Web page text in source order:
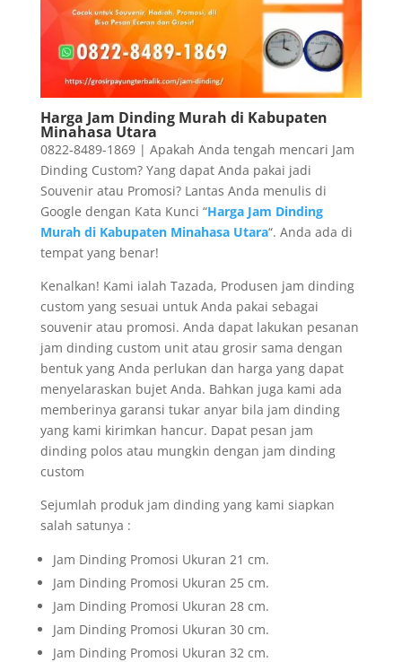
Harga Jam Dinding Murah di Kabupaten
Minahasa Utara
0822-8489-1869 | Apakah Anda tengah mencari Jam
Dinding Custom? Yang dapat Anda pakai jadi
Souvenir atau Promosi? Lantas Anda menulis di
Google dengan Kata Kunci “Harga Jam Dinding
Murah di Kabupaten Minahasa Utara“. Anda ada di
tempat yang benar!
Kenalkan! Kami ialah Tazada, Produsen jam dinding
custom yang sesuai untuk Anda pakai sebagai
souvenir atau promosi. Anda dapat lakukan pesanan
jam dinding custom unit atau grosir sama dengan
bentuk yang Anda perlukan dan harga yang dapat
menyelaraskan bujet Anda. Bahkan juga kami ada
memberinya garansi tukar anyar bila jam dinding
yang kami kirimkan hancur. Dapat pesan jam
dinding polos atau mungkin dengan jam dinding
custom
Sejumlah produk jam dinding yang kami siapkan
salah satunya :
Jam Dinding Promosi Ukuran 21 cm.
Jam Dinding Promosi Ukuran 25 cm.
Jam Dinding Promosi Ukuran 28 cm.
Jam Dinding Promosi Ukuran 30 cm.
Jam Dinding Promosi Ukuran 32 cm.